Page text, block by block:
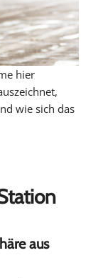
hier
wie sich das
aus